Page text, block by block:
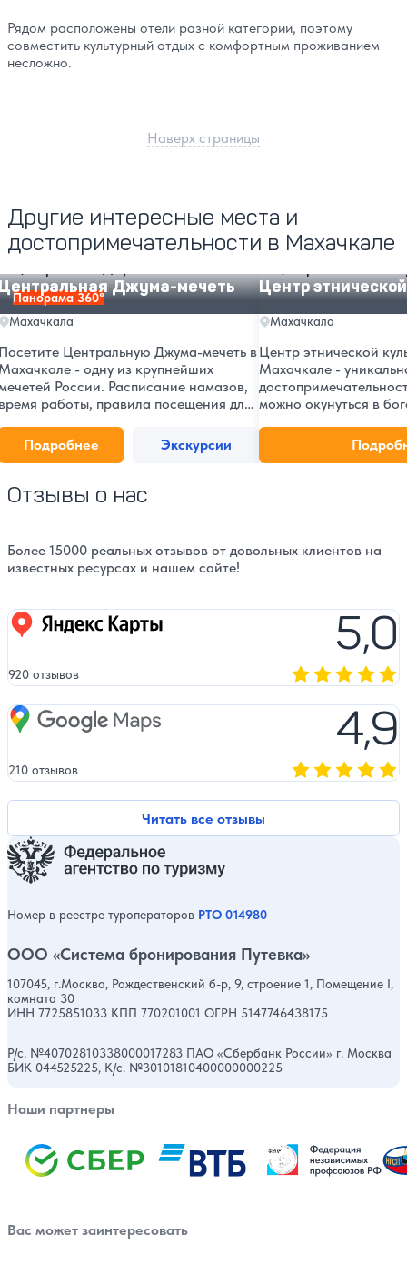
Рядом расположены отели разной категории, поэтому
совместить культурный отдых с комфортным проживанием
несложно.
Наверх страницы
Другие интересные места и
достопримечательности в Махачкале
Панорама 360°
Джума-мечеть
Махачкала
Центральную Джума-мечеть в
- одну из крупнейших
России. Расписание намазов,
работы, правила посещения для
Подробнее
Экскурсии
Центр
Махачкала
Центр этнической
Махачкале -
можно окунуться в
традициях, ремеслах
народов, населяющих
Отзывы о нас
Более 15000 реальных отзывов от довольных клиентов на
известных ресурсах и нашем сайте!
Читать все отзывы
Яндекс карты 5,0
920 отзывов
Google Maps 4,9
210 отзывов
Номер в реестре туроператоров РТО 014980
ООО «Система бронирования Путевка»
107045, г.Москва, Рождественский б-р, 9, строение 1, Помещение I,
комната 30
ИНН 7725851033 КПП 770201001 ОГРН 5147746438175
Р/с. №40702810338000017283 ПАО «Сбербанк России» г. Москва
БИК 044525225, К/с. №30101810400000000225
Наши партнеры
Вас может заинтересовать